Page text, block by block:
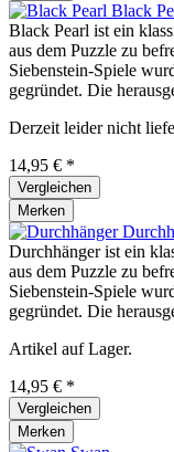
Black
Black Pearl ist ein
aus dem Puzzle zu
Siebenstein-Spiele
gegründet. Die
Derzeit leider nicht
14,95 € *
Vergleichen
Merken
Durchhänger ist ein
aus dem Puzzle zu
Siebenstein-Spiele
gegründet. Die
Artikel auf Lager.
14,95 € *
Vergleichen
Merken